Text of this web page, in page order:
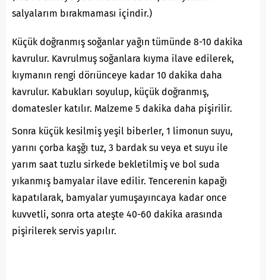
salyalarım bırakmaması içindir.)
Küçük doğranmış soğanlar yağın tümünde 8-10 dakika
kavrulur. Kavrulmuş soğanlara kıyma ilave edilerek,
kıymanın rengi dörıünceye kadar 10 dakika daha
kavrulur. Kabukları soyulup, küçük doğranmış,
domatesler katılır. Malzeme 5 dakika daha pişirilir.
Sonra küçük kesilmiş yeşil biberler, 1 limonun suyu,
yarını çorba kaşğı tuz, 3 bardak su veya et suyu ile
yarım saat tuzlu sirkede bekletilmiş ve bol suda
yıkanmış bamyalar ilave edilir. Tencerenin kapağı
kapatılarak, bamyalar yumuşayıncaya kadar once
kuvvetli, sonra orta ateşte 40-60 dakika arasında
pişirilerek servis yapılır.